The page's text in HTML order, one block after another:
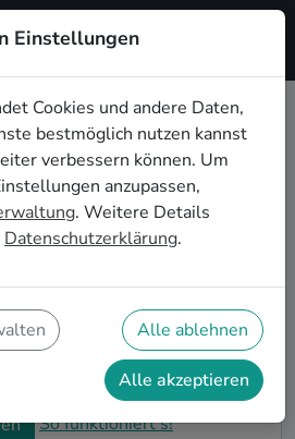
Registrieren
für die
in Neuss
Bands und
Firmen-Weihnachtsfeier in
unvergesslichen Highlight!
ihr authentische Alternative
die genau zu eurer
in Neuss passen.
So funktioniert's!
Einstellungen
Cookies und andere Daten,
bestmöglich nutzen kannst
verbessern können. Um
anzupassen,
. Weitere Details
Datenschutzerklärung.
Alle ablehnen
Alle akzeptieren